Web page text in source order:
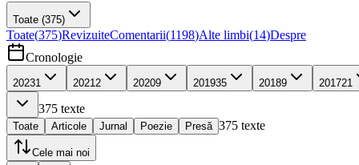
Toate (375)
Toate(375)RevizuiteComentarii(1198)Alte limbi(14)Despre
Cronologie
20231 2021 2 20209 201935 20189 201721
375 texte
Toate Articole Jurnal Poezie Presă 375 texte
Cele mai noi